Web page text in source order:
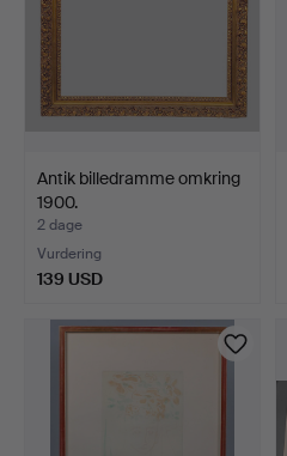
Antik billedramme omkring
1900.
2 dage
Vurdering
139 USD